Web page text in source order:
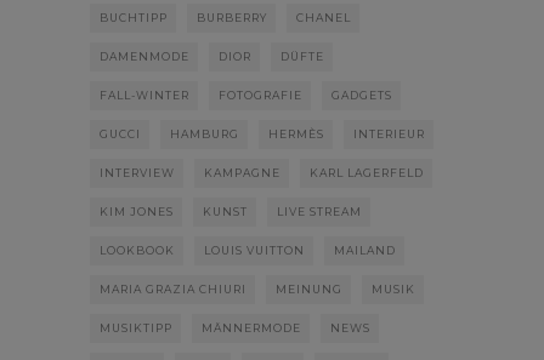
BUCHTIPP BURBERRY CHANEL
DAMENMODE DIOR DÜFTE
FALL-WINTER FOTOGRAFIE GADGETS
GUCCI HAMBURG HERMÈS INTERIEUR
INTERVIEW KAMPAGNE KARL LAGERFELD
KIM JONES KUNST LIVE STREAM
LOOKBOOK LOUIS VUITTON MAILAND
MARIA GRAZIA CHIURI MEINUNG MUSIK
MUSIKTIPP MÄNNERMODE NEWS